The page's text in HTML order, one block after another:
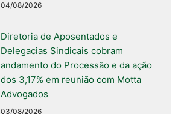
04/08/2026
Diretoria de Aposentados e
Delegacias Sindicais cobram
andamento do Processão e da ação
dos 3,17% em reunião com Motta
Advogados
03/08/2026